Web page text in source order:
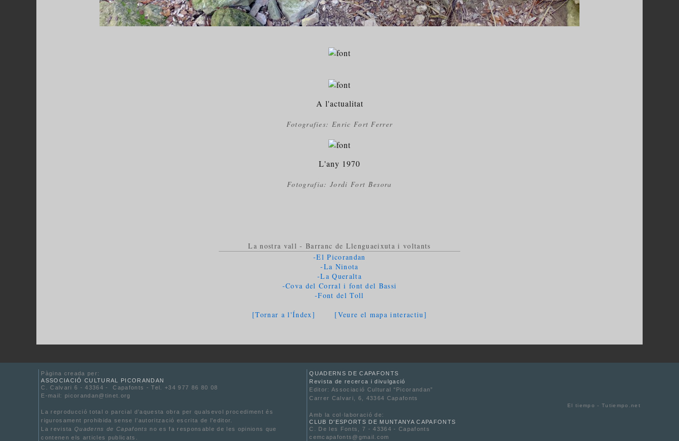
A l'actualitat
Fotografies: Enric Fort Ferrer
L'any 1970
Fotografia: Jordi Fort Besora
La nostra vall - Barranc de Llenguaeixuta i voltants
-El Picorandan
-La Ninota
-La Queralta
-Cova del Corral i font del Bassi
-Font del Toll
[Tornar a l'Índex]
[Veure el mapa interactiu]